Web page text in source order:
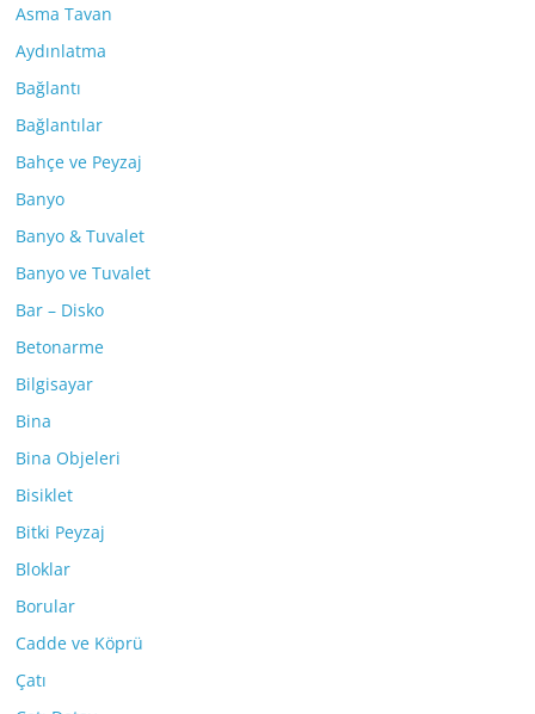
Asma Tavan
Aydınlatma
Bağlantı
Bağlantılar
Bahçe ve Peyzaj
Banyo
Banyo & Tuvalet
Banyo ve Tuvalet
Bar – Disko
Betonarme
Bilgisayar
Bina
Bina Objeleri
Bisiklet
Bitki Peyzaj
Bloklar
Borular
Cadde ve Köprü
Çatı